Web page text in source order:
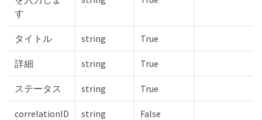
す
タイトル string True
詳細 string True
ステータス string True
correlationID string False